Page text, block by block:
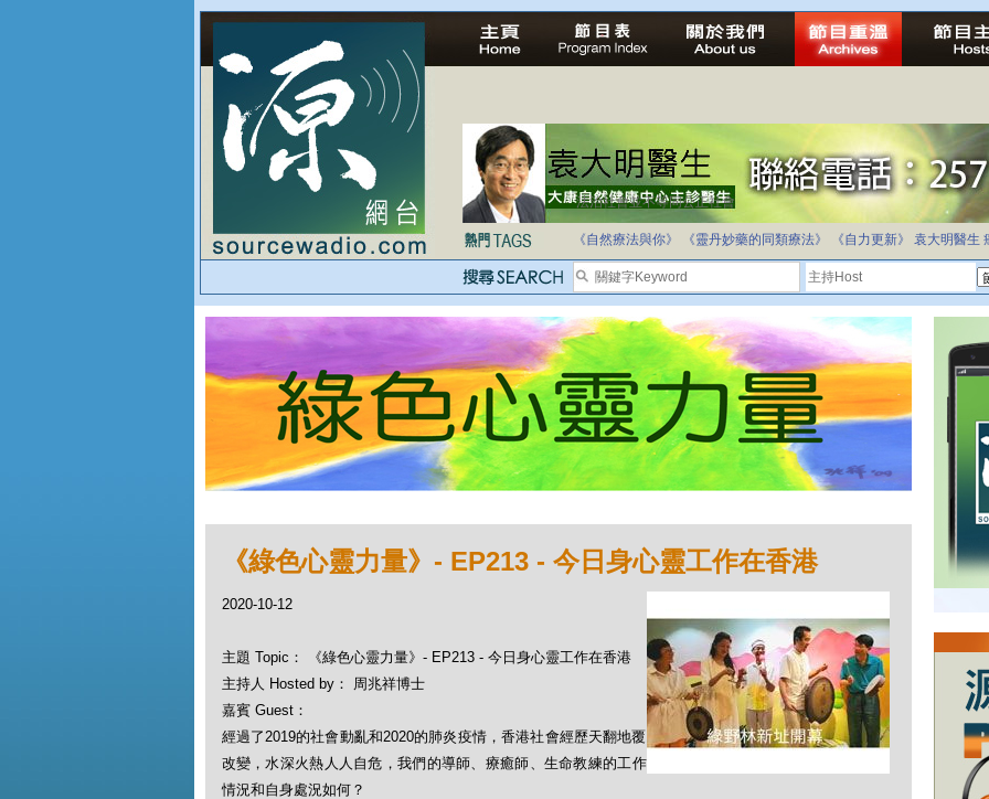
法治社會並不等同公正社會
自家教育合法化-推動多元化教育，全民學卷制
《自然療法與你》
《靈丹妙藥的同類療法》 《自力更新》 袁大明醫生
《綠色心靈力量》- EP213 - 今日身心靈工作在香港
2020-10-12
主題 Topic： 《綠色心靈力量》- EP213 - 今日身心靈工作在香港
主持人 Hosted by： 周兆祥博士
嘉賓 Guest：
經過了2019的社會動亂和2020的肺炎疫情，香港社會經歷天翻地覆
改變，水深火熱人人自危，我們的導師、療癒師、生命教練的工作
情況和自身處況如何？